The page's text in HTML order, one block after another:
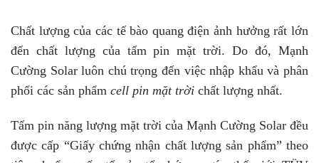
Chất lượng của các tế bào quang điện ảnh hưởng rất lớn
đến chất lượng của tấm pin mặt trời. Do đó, Mạnh
Cường Solar luôn chú trọng đến việc nhập khẩu và phân
phối các sản phẩm cell pin mặt trời chất lượng nhất.
Tấm pin năng lượng mặt trời của Mạnh Cường Solar đều
được cấp “Giấy chứng nhận chất lượng sản phẩm” theo